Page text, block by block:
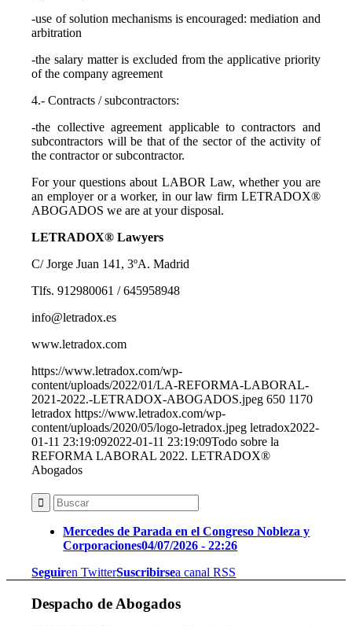
-use of solution mechanisms is encouraged: mediation and
arbitration
-the salary matter is excluded from the applicative priority
of the company agreement
4.- Contracts / subcontractors:
-the collective agreement applicable to contractors and
subcontractors will be that of the sector of the activity of
the contractor or subcontractor.
For your questions about LABOR Law, whether you are
an employer or a worker, in our law firm LETRADOX®
ABOGADOS we are at your disposal.
LETRADOX® Lawyers
C/ Jorge Juan 141, 3ºA. Madrid
Tlfs. 912980061 / 645958948
info@letradox.es
www.letradox.com
https://www.letradox.com/wp-
content/uploads/2022/01/LA-REFORMA-LABORAL-
2021-2022.-LETRADOX-ABOGADOS.jpeg 650 1170
letradox https://www.letradox.com/wp-
content/uploads/2020/05/logo-letradox.jpeg letradox2022-
01-11 23:19:092022-01-11 23:19:09Todo sobre la
REFORMA LABORAL 2022. LETRADOX®
Abogados
Mercedes de Parada en el Congreso Nobleza y
Corporaciones04/07/2026 - 22:26
Seguiren TwitterSuscribirsea canal RSS
Despacho de Abogados